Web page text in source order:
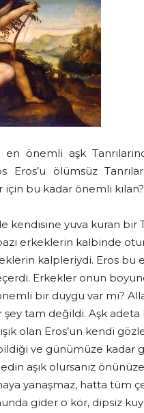
önemli aşk
Eros’u ölümsüz
için bu kadar önemli kılan?
kendisine yuva kuran bir
erkeklerin kalbinde
kalpleriydi. Eros bu
Erkekler onun
bir duygu var mı?
tam değildi. Aşk adeta
olan Eros’un kendi
ve günümüze kadar
aşık olursanız
yanaşmaz, hatta tüm
gider o kör, dipsiz